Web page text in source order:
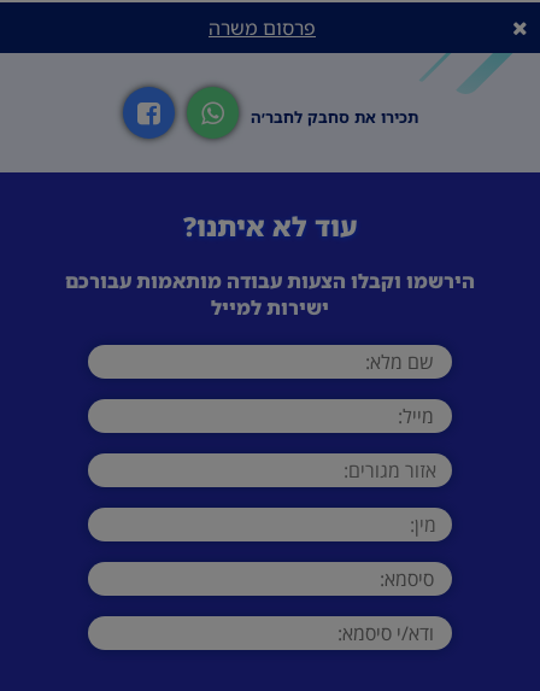
פרסום משרה
תכירו את סחבק לחבר׳ה
עוד לא איתנו?
הירשמו וקבלו הצעות עבודה מותאמות עבורכם
ישירות למייל